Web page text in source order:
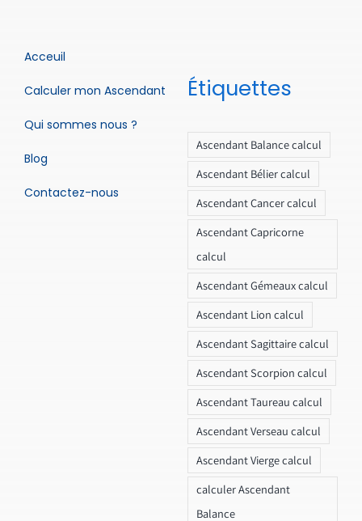
Acceuil
Calculer mon Ascendant
Qui sommes nous ?
Blog
Contactez-nous
Étiquettes
Ascendant Balance calcul
Ascendant Bélier calcul
Ascendant Cancer calcul
Ascendant Capricorne
calcul
Ascendant Gémeaux calcul
Ascendant Lion calcul
Ascendant Sagittaire calcul
Ascendant Scorpion calcul
Ascendant Taureau calcul
Ascendant Verseau calcul
Ascendant Vierge calcul
calculer Ascendant
Balance